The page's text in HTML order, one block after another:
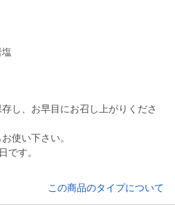
し、お早目にお召し上がりくださ
使い下さい。
です。
この商品のタイプについて